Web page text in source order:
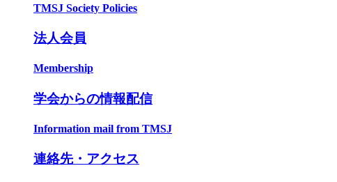
TMSJ Society Policies
法人会員
Membership
学会からの情報配信
Information mail from TMSJ
連絡先・アクセス